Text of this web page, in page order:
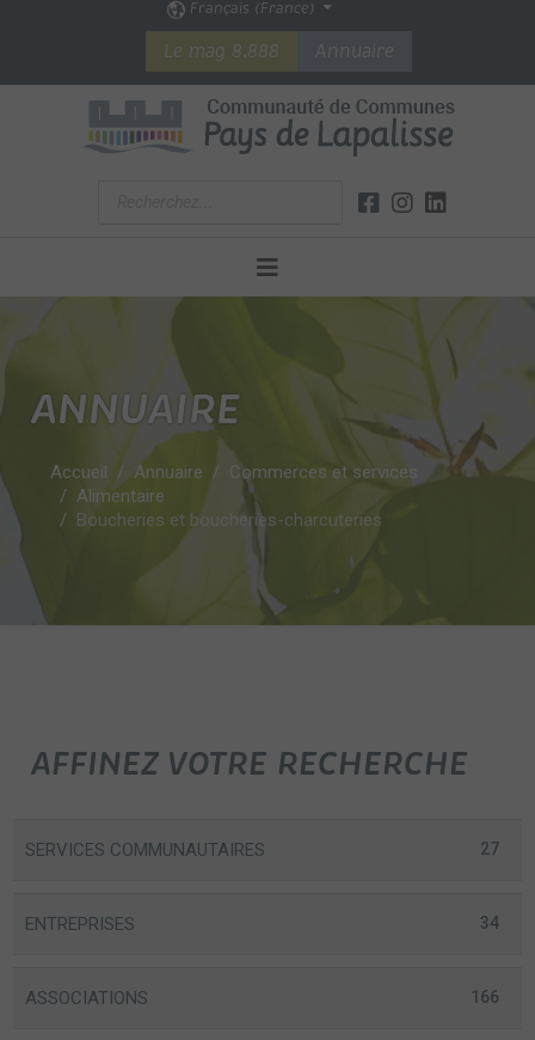
Français (France)
Le mag 8.888 Annuaire
ANNUAIRE
Accueil Annuaire
Commerces et services
Alimentaire
Boucheries et boucheries-charcuteries
AFFINEZ VOTRE RECHERCHE
SERVICES COMMUNAUTAIRES 27
ENTREPRISES 34
ASSOCIATIONS 166